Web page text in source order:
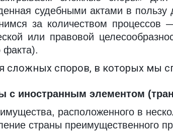
судебными актами в
за количеством процессов
или правовой
факта).
сложных споров, в которых мы
с иностранным элементом
расположенного в
страны преимущественного